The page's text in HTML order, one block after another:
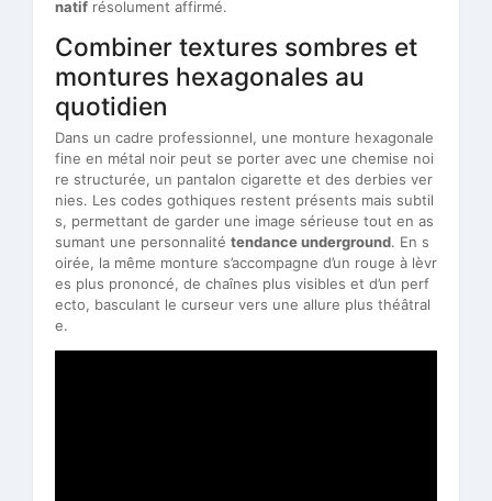
natif résolument affirmé.
Combiner textures sombres et
montures hexagonales au
quotidien
Dans un cadre professionnel, une monture hexagonale
fine en métal noir peut se porter avec une chemise noi
re structurée, un pantalon cigarette et des derbies ver
nies. Les codes gothiques restent présents mais subtil
s, permettant de garder une image sérieuse tout en as
sumant une personnalité tendance underground. En s
oirée, la même monture s’accompagne d’un rouge à lèvr
es plus prononcé, de chaînes plus visibles et d’un perf
ecto, basculant le curseur vers une allure plus théâtral
e.